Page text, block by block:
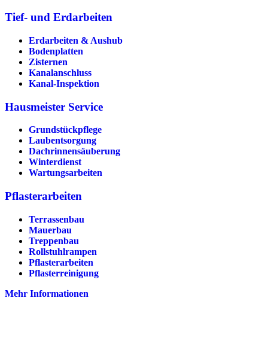
Tief- und Erdarbeiten
Erdarbeiten & Aushub
Bodenplatten
Zisternen
Kanalanschluss
Kanal-Inspektion
Hausmeister Service
Grundstückpflege
Laubentsorgung
Dachrinnen­säuberung
Winterdienst
Wartungsarbeiten
Pflasterarbeiten
Terrassenbau
Mauerbau
Treppenbau
Rollstuhlrampen
Pflasterarbeiten
Pflasterreinigung
Mehr Informationen